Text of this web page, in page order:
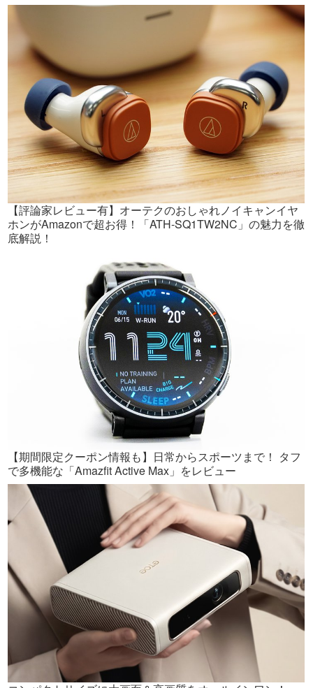
【評論家レビュー有】オーテクのおしゃれノイキャンイヤ
ホンがAmazonで超お得！「ATH-SQ1TW2NC」の魅力を徹
底解説！
【期間限定クーポン情報も】日常からスポーツまで！ タフ
で多機能な「Amazfit Active Max」をレビュー